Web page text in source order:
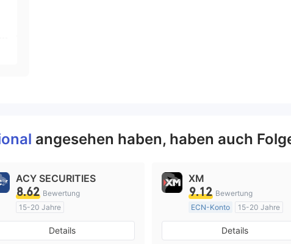
angesehen haben, haben auch
ACY SECURITIES
8.62 Bewertung
15-20 Jahre
AustralienRegulierung
Market Making (MM)
Details
XM
9.12 Bewertung
ECN-Konto
15-20 Jahre
AustralienRegulierung
Market Making (MM)
Details